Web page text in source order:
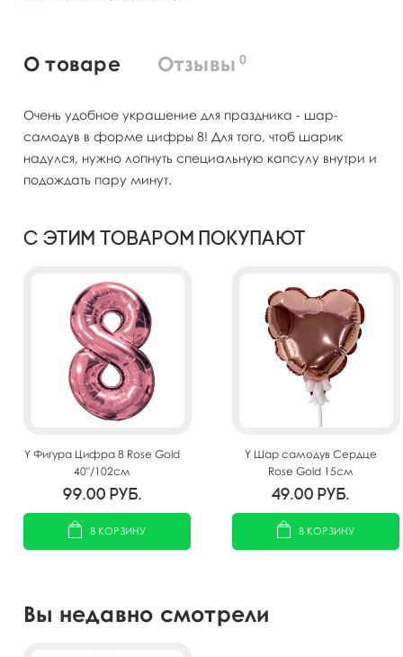
О товаре Отзывы 0
Очень удобное украшение для праздника - шар-
самодув в форме цифры 8! Для того, чтоб шарик
надулся, нужно лопнуть специальную капсулу внутри и
подождать пару минут.
С этим товаром покупают
Y Фигура Цифра 8 Rose Gold
40"/102см
99.00 руб.
В КОРЗИНУ
Y Шар самодув Сердце
Rose Gold 15см
49.00 руб.
В КОРЗИНУ
Вы недавно смотрели